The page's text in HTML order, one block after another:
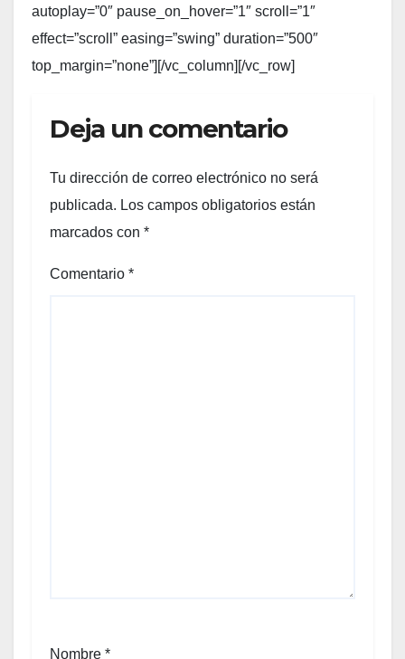
autoplay=”0″ pause_on_hover=”1″ scroll=”1″
effect=”scroll” easing=”swing” duration=”500″
top_margin=”none”][/vc_column][/vc_row]
Deja un comentario
Tu dirección de correo electrónico no será
publicada. Los campos obligatorios están
marcados con *
Comentario *
Nombre *